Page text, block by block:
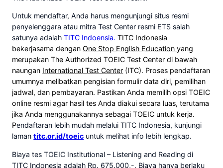
Untuk mendaftar, Anda harus mengunjungi situs resmi
penyelenggara atau mitra Test Center resmi ETS salah
satunya adalahTITC Indoensia. TITC Indonesia
bekerjasama denganOne Stop English Educationyang
merupakan The Authorized TOEIC Test Center di bawah
naungan International Test Center (ITC). Proses pendaftaran
umumnya melibatkan pengisian formulir data diri, pemilihan
jadwal, dan pembayaran. Pastikan Anda memilih opsi TOEIC
online resmi agar hasil tes Anda diakui secara luas, terutama
jika Anda menggunakannya sebagai TOEIC untuk kerja.
Pendaftaran lebih mudah melalui TITC Indonesia, kunjungi
lamantitc.or.id/toeic untuk melihat info lebih lengkap.
Biaya tes TOEIC Institutional – Listening and Reading di
TITC Indonesia adalah Rp. 675.000,-. Biaya hanya berlaku